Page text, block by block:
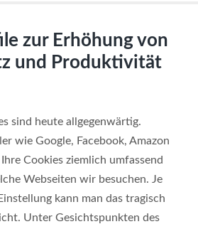
zur Erhöhung von
und Produktivität
sind heute allgegenwärtig.
wie Google, Facebook, Amazon
Cookies ziemlich umfassend
Webseiten wir besuchen. Je
kann man das tragisch
Unter Gesichtspunkten des